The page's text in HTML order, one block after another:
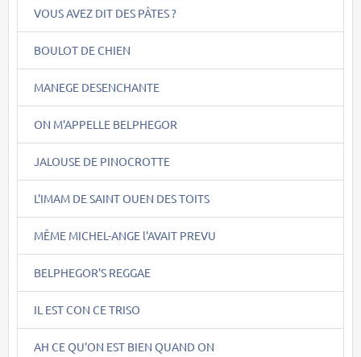
VOUS AVEZ DIT DES PÂTES ?
BOULOT DE CHIEN
MANEGE DESENCHANTE
ON M'APPELLE BELPHEGOR
JALOUSE DE PINOCROTTE
L'IMAM DE SAINT OUEN DES TOITS
MÊME MICHEL-ANGE l'AVAIT PREVU
BELPHEGOR'S REGGAE
IL EST CON CE TRISO
AH CE QU'ON EST BIEN QUAND ON